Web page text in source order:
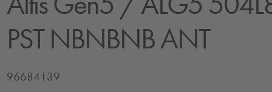
PST NBNBNB ANT
96684139